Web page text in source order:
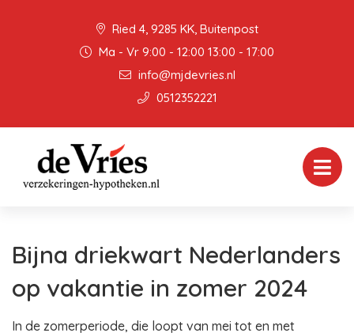
Ried 4, 9285 KK, Buitenpost
Ma - Vr 9:00 - 12:00 13:00 - 17:00
info@mjdevries.nl
0512352221
Bijna driekwart Nederlanders
op vakantie in zomer 2024
In de zomerperiode, die loopt van mei tot en met